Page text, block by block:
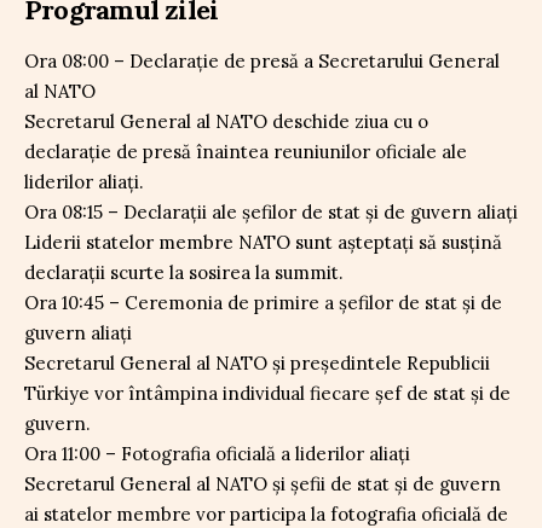
Programul zilei
Ora 08:00 – Declarație de presă a Secretarului General
al NATO
Secretarul General al NATO deschide ziua cu o
declarație de presă înaintea reuniunilor oficiale ale
liderilor aliați.
Ora 08:15 – Declarații ale șefilor de stat și de guvern aliați
Liderii statelor membre NATO sunt așteptați să susțină
declarații scurte la sosirea la summit.
Ora 10:45 – Ceremonia de primire a șefilor de stat și de
guvern aliați
Secretarul General al NATO și președintele Republicii
Türkiye vor întâmpina individual fiecare șef de stat și de
guvern.
Ora 11:00 – Fotografia oficială a liderilor aliați
Secretarul General al NATO și șefii de stat și de guvern
ai statelor membre vor participa la fotografia oficială de